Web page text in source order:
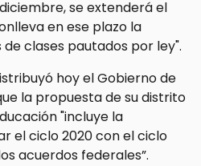
se extenderá el
en ese plazo la
clases pautados por ley".
hoy el Gobierno de
la propuesta de su distrito
"incluye la
el ciclo 2020 con el ciclo
acuerdos federales”.